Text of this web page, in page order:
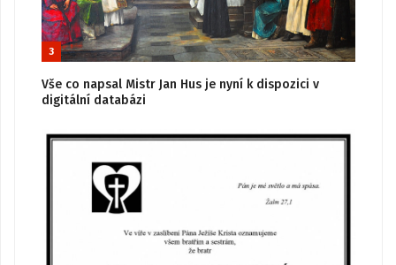
3
Vše co napsal Mistr Jan Hus je nyní k dispozici v
digitální databázi